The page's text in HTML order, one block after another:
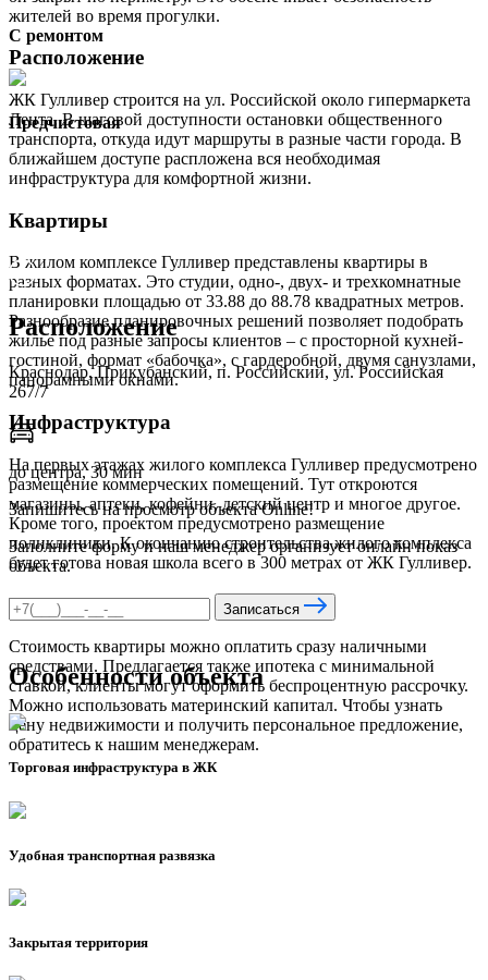
жителей во время прогулки.
Расположение
ЖК Гулливер строится на ул. Российской около гипермаркета
Лента. В шаговой доступности остановки общественного
транспорта, откуда идут маршруты в разные части города. В
ближайшем доступе распложена вся необходимая
инфраструктура для комфортной жизни.
Квартиры
В жилом комплексе Гулливер представлены квартиры в
разных форматах. Это студии, одно-, двух- и трехкомнатные
планировки площадью от 33.88 до 88.78 квадратных метров.
Разнообразие планировочных решений позволяет подобрать
жилье под разные запросы клиентов – с просторной кухней-
гостиной, формат «бабочка», с гардеробной, двумя санузлами,
панорамными окнами.
Инфраструктура
На первых этажах жилого комплекса Гулливер предусмотрено
размещение коммерческих помещений. Тут откроются
магазины, аптеки, кофейни, детский центр и многое другое.
Кроме того, проектом предусмотрено размещение
поликлиники. К окончанию строительства жилого комплекса
будет готова новая школа всего в 300 метрах от ЖК Гулливер.
Варианты покупки
Стоимость квартиры можно оплатить сразу наличными
средствами. Предлагается также ипотека с минимальной
ставкой, клиенты могут оформить беспроцентную рассрочку.
Можно использовать материнский капитал. Чтобы узнать
цену недвижимости и получить персональное предложение,
обратитесь к нашим менеджерам.
С ремонтом
Предчистовая
Расположение
Краснодар, Прикубанский, п. Российский, ул. Российская
267/7
до центра, 30 мин
Запишитесь на просмотр объекта Online!
Заполните форму и наш менеджер организует онлайн показ
объекта.
Записаться
Особенности объекта
Торговая инфраструктура в ЖК
Удобная транспортная развязка
Закрытая территория